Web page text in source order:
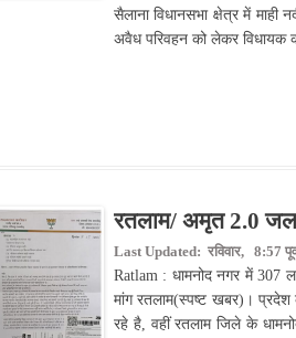
सैलाना विधानसभा क्षेत्र में माही
अवैध परिवहन को लेकर विधायक
रतलाम/ अमृत 2.0
Last Updated: रविवार, 8:57
Ratlam : धामनोद नगर में 307
मांग रतलाम(स्पष्ट खबर)। प्रदेश
रहे है, वहीं रतलाम जिले के